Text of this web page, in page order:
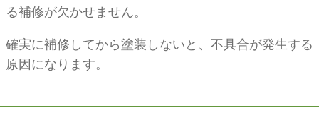
る補修が欠かせません。
確実に補修してから塗装しないと、不具合が発生する
原因になります。